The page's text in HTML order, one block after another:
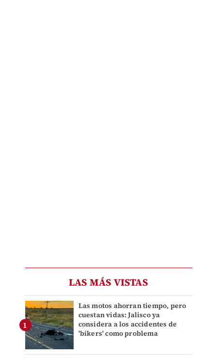
LAS MÁS VISTAS
Las motos ahorran tiempo, pero
cuestan vidas: Jalisco ya
considera a los accidentes de
'bikers' como problema